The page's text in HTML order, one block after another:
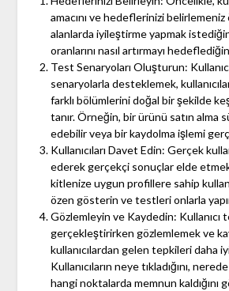
amacını ve hedeflerinizi
alanlarda iyileştirme yapmak
oranlarını nasıl artırmayı
Test Senaryoları Oluşturun:
senaryolarla desteklemek,
farklı bölümlerini doğal bir şekilde
tanır. Örneğin, bir ürünü satın alma
edebilir veya bir kaydolma işlemi
Kullanıcıları Davet Edin: Gerçek
ederek gerçekçi sonuçlar elde
kitlenize uygun profillere sahip
özen gösterin ve testleri onlarla
Gözlemleyin ve Kaydedin: Kullanıcı
gerçekleştirirken gözlemlemek ve
kullanıcılardan gelen tepkileri daha iyi
Kullanıcıların neye tıkladığını,
hangi noktalarda memnun kaldığını